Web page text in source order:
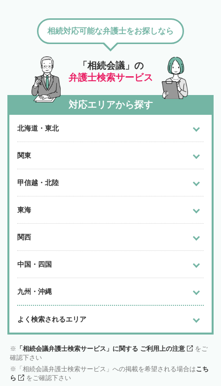
「相続会議」の
弁護士検索サービス
相続対応可能な弁護士をお探しなら
対応エリアから探す
北海道・東北
関東
甲信越・北陸
東海
関西
中国・四国
九州・沖縄
よく検索されるエリア
「相続会議弁護士検索サービス」に関する ご利用上の注意
をご
確認下さい
「相続会議弁護士検索サービス」への掲載を希望される場合はこち
ら
をご確認下さい